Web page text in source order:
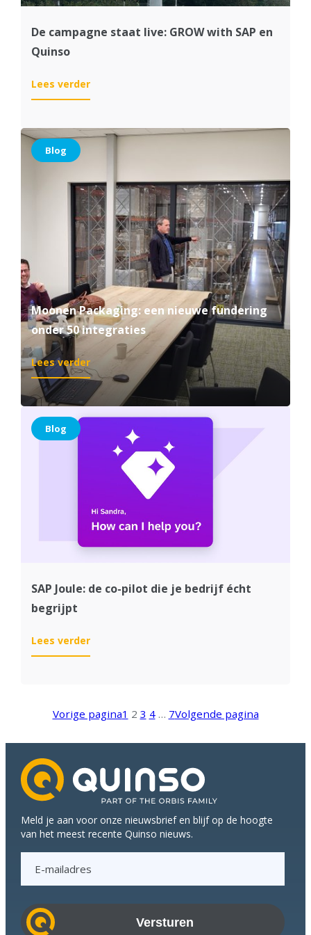
De campagne staat live: GROW with SAP en
Quinso
Lees verder:
De
staat
SAP
en
Quinso
Blog
Moonen Packaging: een nieuwe fundering
onder 50 integraties
Lees verder:
Moonen
Packaging:
een
fundering
onder
integraties
Blog
SAP Joule: de co-pilot die je bedrijf écht
begrijpt
Lees verder:
SAP
pilot
je
écht
begrijpt
Vorige pagina1 2 3 4 … 7Volgende pagina
Meld je aan voor onze nieuwsbrief en blijf op de hoogte
van het meest recente Quinso nieuws.
a
i